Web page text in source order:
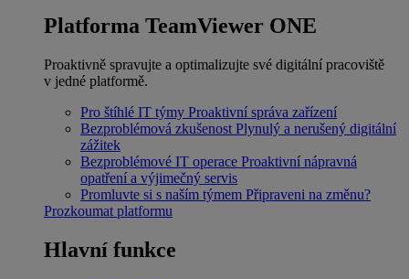
Platforma TeamViewer ONE
Proaktivně spravujte a optimalizujte své digitální pracoviště
v jedné platformě.
Pro štíhlé IT týmy Proaktivní správa zařízení
Bezproblémová zkušenost Plynulý a nerušený digitální
zážitek
Bezproblémové IT operace Proaktivní nápravná
opatření a výjimečný servis
Promluvte si s naším týmem Připraveni na změnu?
Prozkoumat platformu
Hlavní funkce